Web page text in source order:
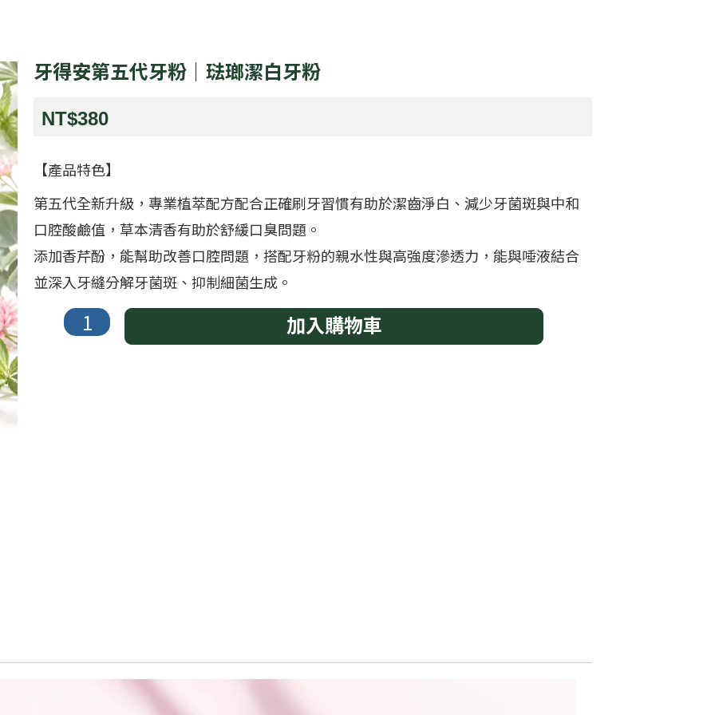
牙得安第五代牙粉｜琺瑯潔白牙粉
NT$380
【產品特色】
第五代全新升級，專業植萃配方配合正確刷牙習慣有助於潔齒淨白、減少牙菌斑與中和
口腔酸鹼值，草本清香有助於舒緩口臭問題。
添加香芹酚，能幫助改善口腔問題，搭配牙粉的親水性與高強度滲透力，能與唾液結合
並深入牙縫分解牙菌斑、抑制細菌生成。
加入購物車